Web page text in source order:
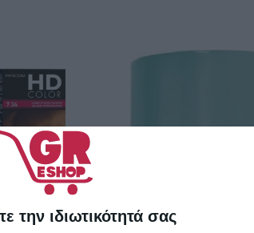
την ιδιωτικότητά σας